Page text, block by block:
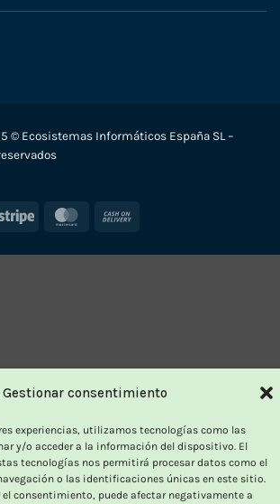
Gestionar consentimiento
experiencias, utilizamos tecnologías como las
y/o acceder a la información del dispositivo. El
tecnologías nos permitirá procesar datos como el
o las identificaciones únicas en este sitio.
consentimiento, puede afectar negativamente a
© Ecosistemas Informáticos España SL –
Stripe MasterCard